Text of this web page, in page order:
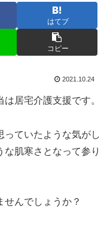
はてブ
コピー
2021.10.24
居宅介護支援です。
っていたような気がし
な肌寒さとなって参り
せんでしょうか？